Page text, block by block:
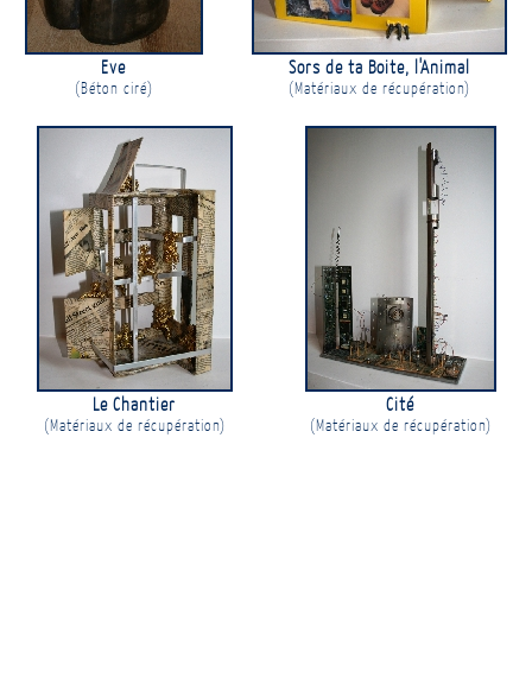
Eve
(Béton ciré)
Sors de ta Boite, l'Animal
(Matériaux de récupération)
Le Chantier
(Matériaux de récupération)
Cité
(Matériaux de récupération)